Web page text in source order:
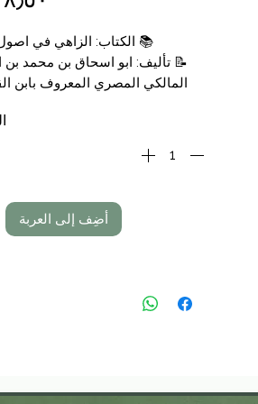
📚 الكتاب: الزاهي في
📝 تأليف: ابو اسحاق بن محمد بن
المالكي المصري المعروف بابن
📑
أضِف إلى العربة